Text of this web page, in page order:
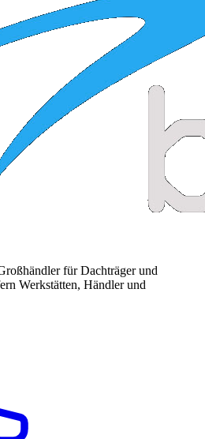
für Dachträger und
Werkstätten, Händler und